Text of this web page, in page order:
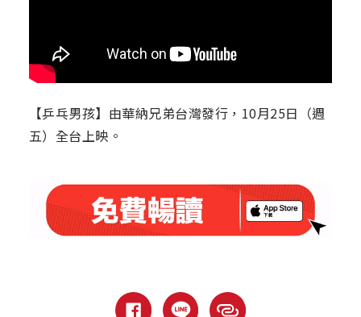
【乒乓男孩】由華納兄弟台灣發行，10月25日（週
五）全台上映。